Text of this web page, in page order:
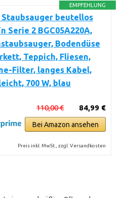
EMPFEHLUNG
Staubsauger beutellos
Serie 2 BGC05A220A,
Bodendüse
Teppich, Fliesen,
Filter, langes Kabel,
700 W, blau
84,99 €
110,00 €
Bei Amazon ansehen
Preis inkl. MwSt., zzgl. Versandkosten